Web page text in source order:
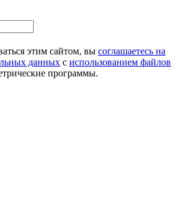
этим сайтом, вы соглашаетесь на
данных с использованием файлов
программы.